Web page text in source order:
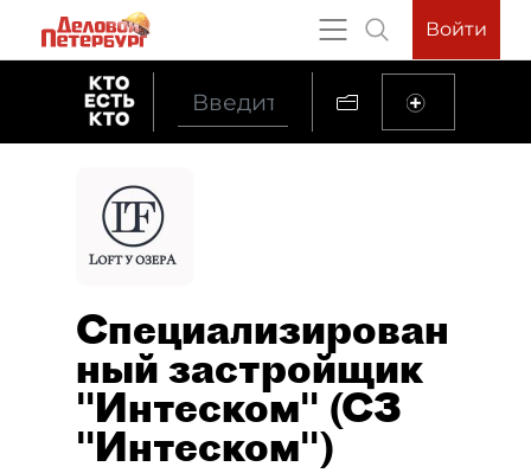
Войти
Специализирован
ный застройщик
"Интеском" (СЗ
"Интеском")